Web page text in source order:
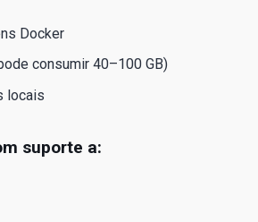
Docker
consumir 40–100 GB)
locais
suporte a: